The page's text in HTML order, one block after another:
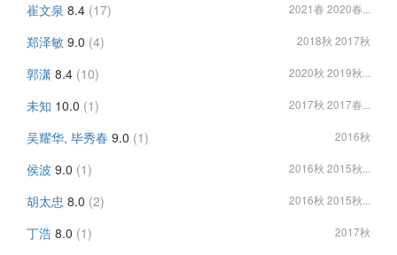
崔文泉 8.4 (17) 2021春 2020春...
郑泽敏 9.0 (4) 2018秋 2017秋
郭潇 8.4 (10) 2020秋 2019秋...
未知 10.0 (1) 2017秋 2017春...
吴耀华, 毕秀春 9.0 (1) 2016秋
侯波 9.0 (1) 2016秋 2015秋...
胡太忠 8.0 (2) 2016秋 2015秋...
丁浩 8.0 (1) 2017秋